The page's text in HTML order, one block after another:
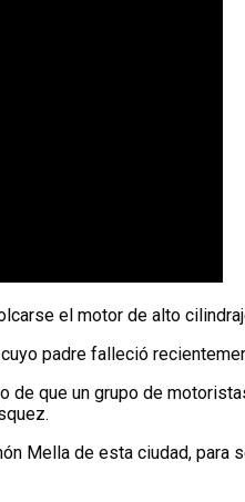
el motor de alto
padre falleció
de que un grupo de
Mella de esta ciudad,